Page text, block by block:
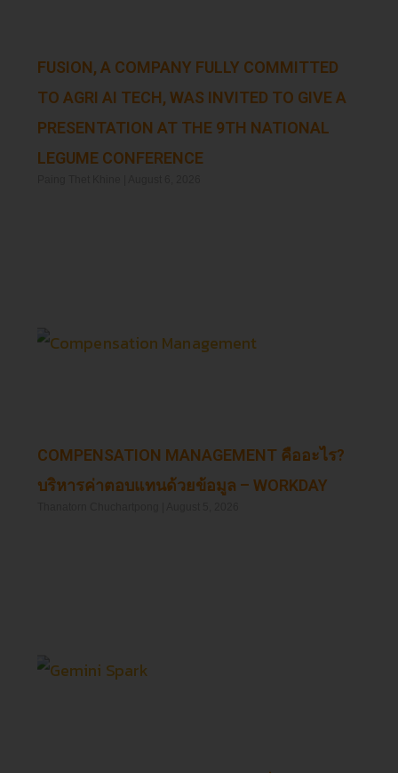
FUSION, A COMPANY FULLY COMMITTED
TO AGRI AI TECH, WAS INVITED TO GIVE A
PRESENTATION AT THE 9TH NATIONAL
LEGUME CONFERENCE
COMPENSATION MANAGEMENT คืออะไร?
บริหารค่าตอบแทนด้วยข้อมูล – WORKDAY